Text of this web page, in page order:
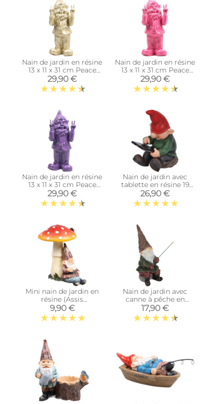
Nain de jardin en résine
13 x 11 x 31 cm Peace
(Doré)
29,90 €
Nain de jardin en résine
13 x 11 x 31 cm Peace
(Fuschia)
29,90 €
Nain de jardin en résine
13 x 11 x 31 cm Peace
(Violet)
29,90 €
Nain de jardin avec
tablette en résine 19
cm
26,90 €
Mini nain de jardin en
résine (Assis
champignon)
9,90 €
Nain de jardin avec
canne à pêche en
résine 25 cm
17,90 €